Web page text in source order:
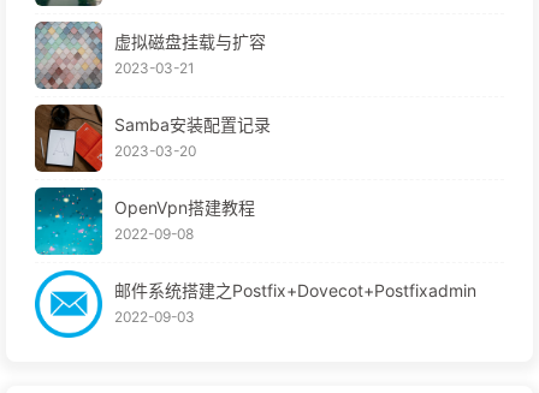
虚拟磁盘挂载与扩容
2023-03-21
Samba安装配置记录
2023-03-20
OpenVpn搭建教程
2022-09-08
邮件系统搭建之Postfix+Dovecot+Postfixadmin
2022-09-03